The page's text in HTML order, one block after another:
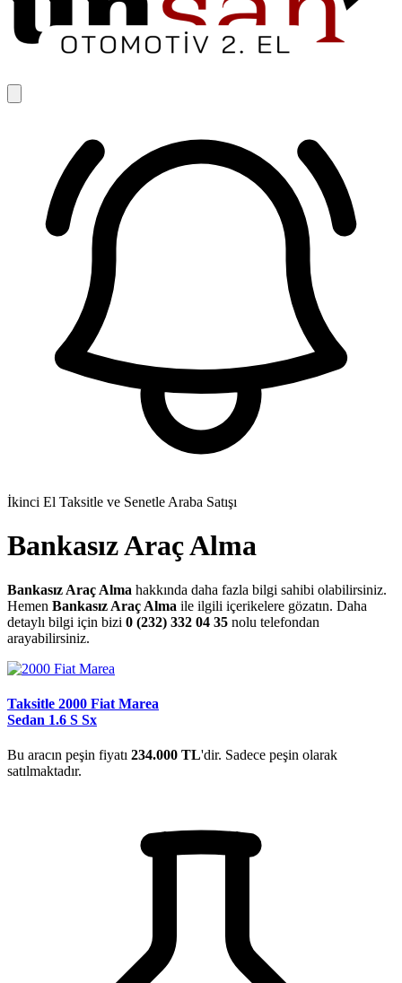
İkinci El Taksitle ve Senetle Araba Satışı
Bankasız Araç Alma
Bankasız Araç Alma hakkında daha fazla bilgi sahibi olabilirsiniz.
Hemen Bankasız Araç Alma ile ilgili içerikelere gözatın. Daha
detaylı bilgi için bizi 0 (232) 332 04 35 nolu telefondan
arayabilirsiniz.
Taksitle 2000 Fiat Marea
Sedan 1.6 S Sx
Bu aracın peşin fiyatı 234.000 TL'dir. Sadece peşin olarak
satılmaktadır.